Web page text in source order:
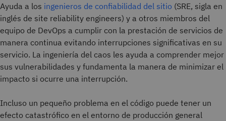
Ayuda a los ingenieros de confiabilidad del sitio (SRE, sigla en
inglés de site reliability engineers) y a otros miembros del
equipo de DevOps a cumplir con la prestación de servicios de
manera continua evitando interrupciones significativas en su
servicio. La ingeniería del caos les ayuda a comprender mejor
sus vulnerabilidades y fundamenta la manera de minimizar el
impacto si ocurre una interrupción.
Incluso un pequeño problema en el código puede tener un
efecto catastrófico en el entorno de producción general